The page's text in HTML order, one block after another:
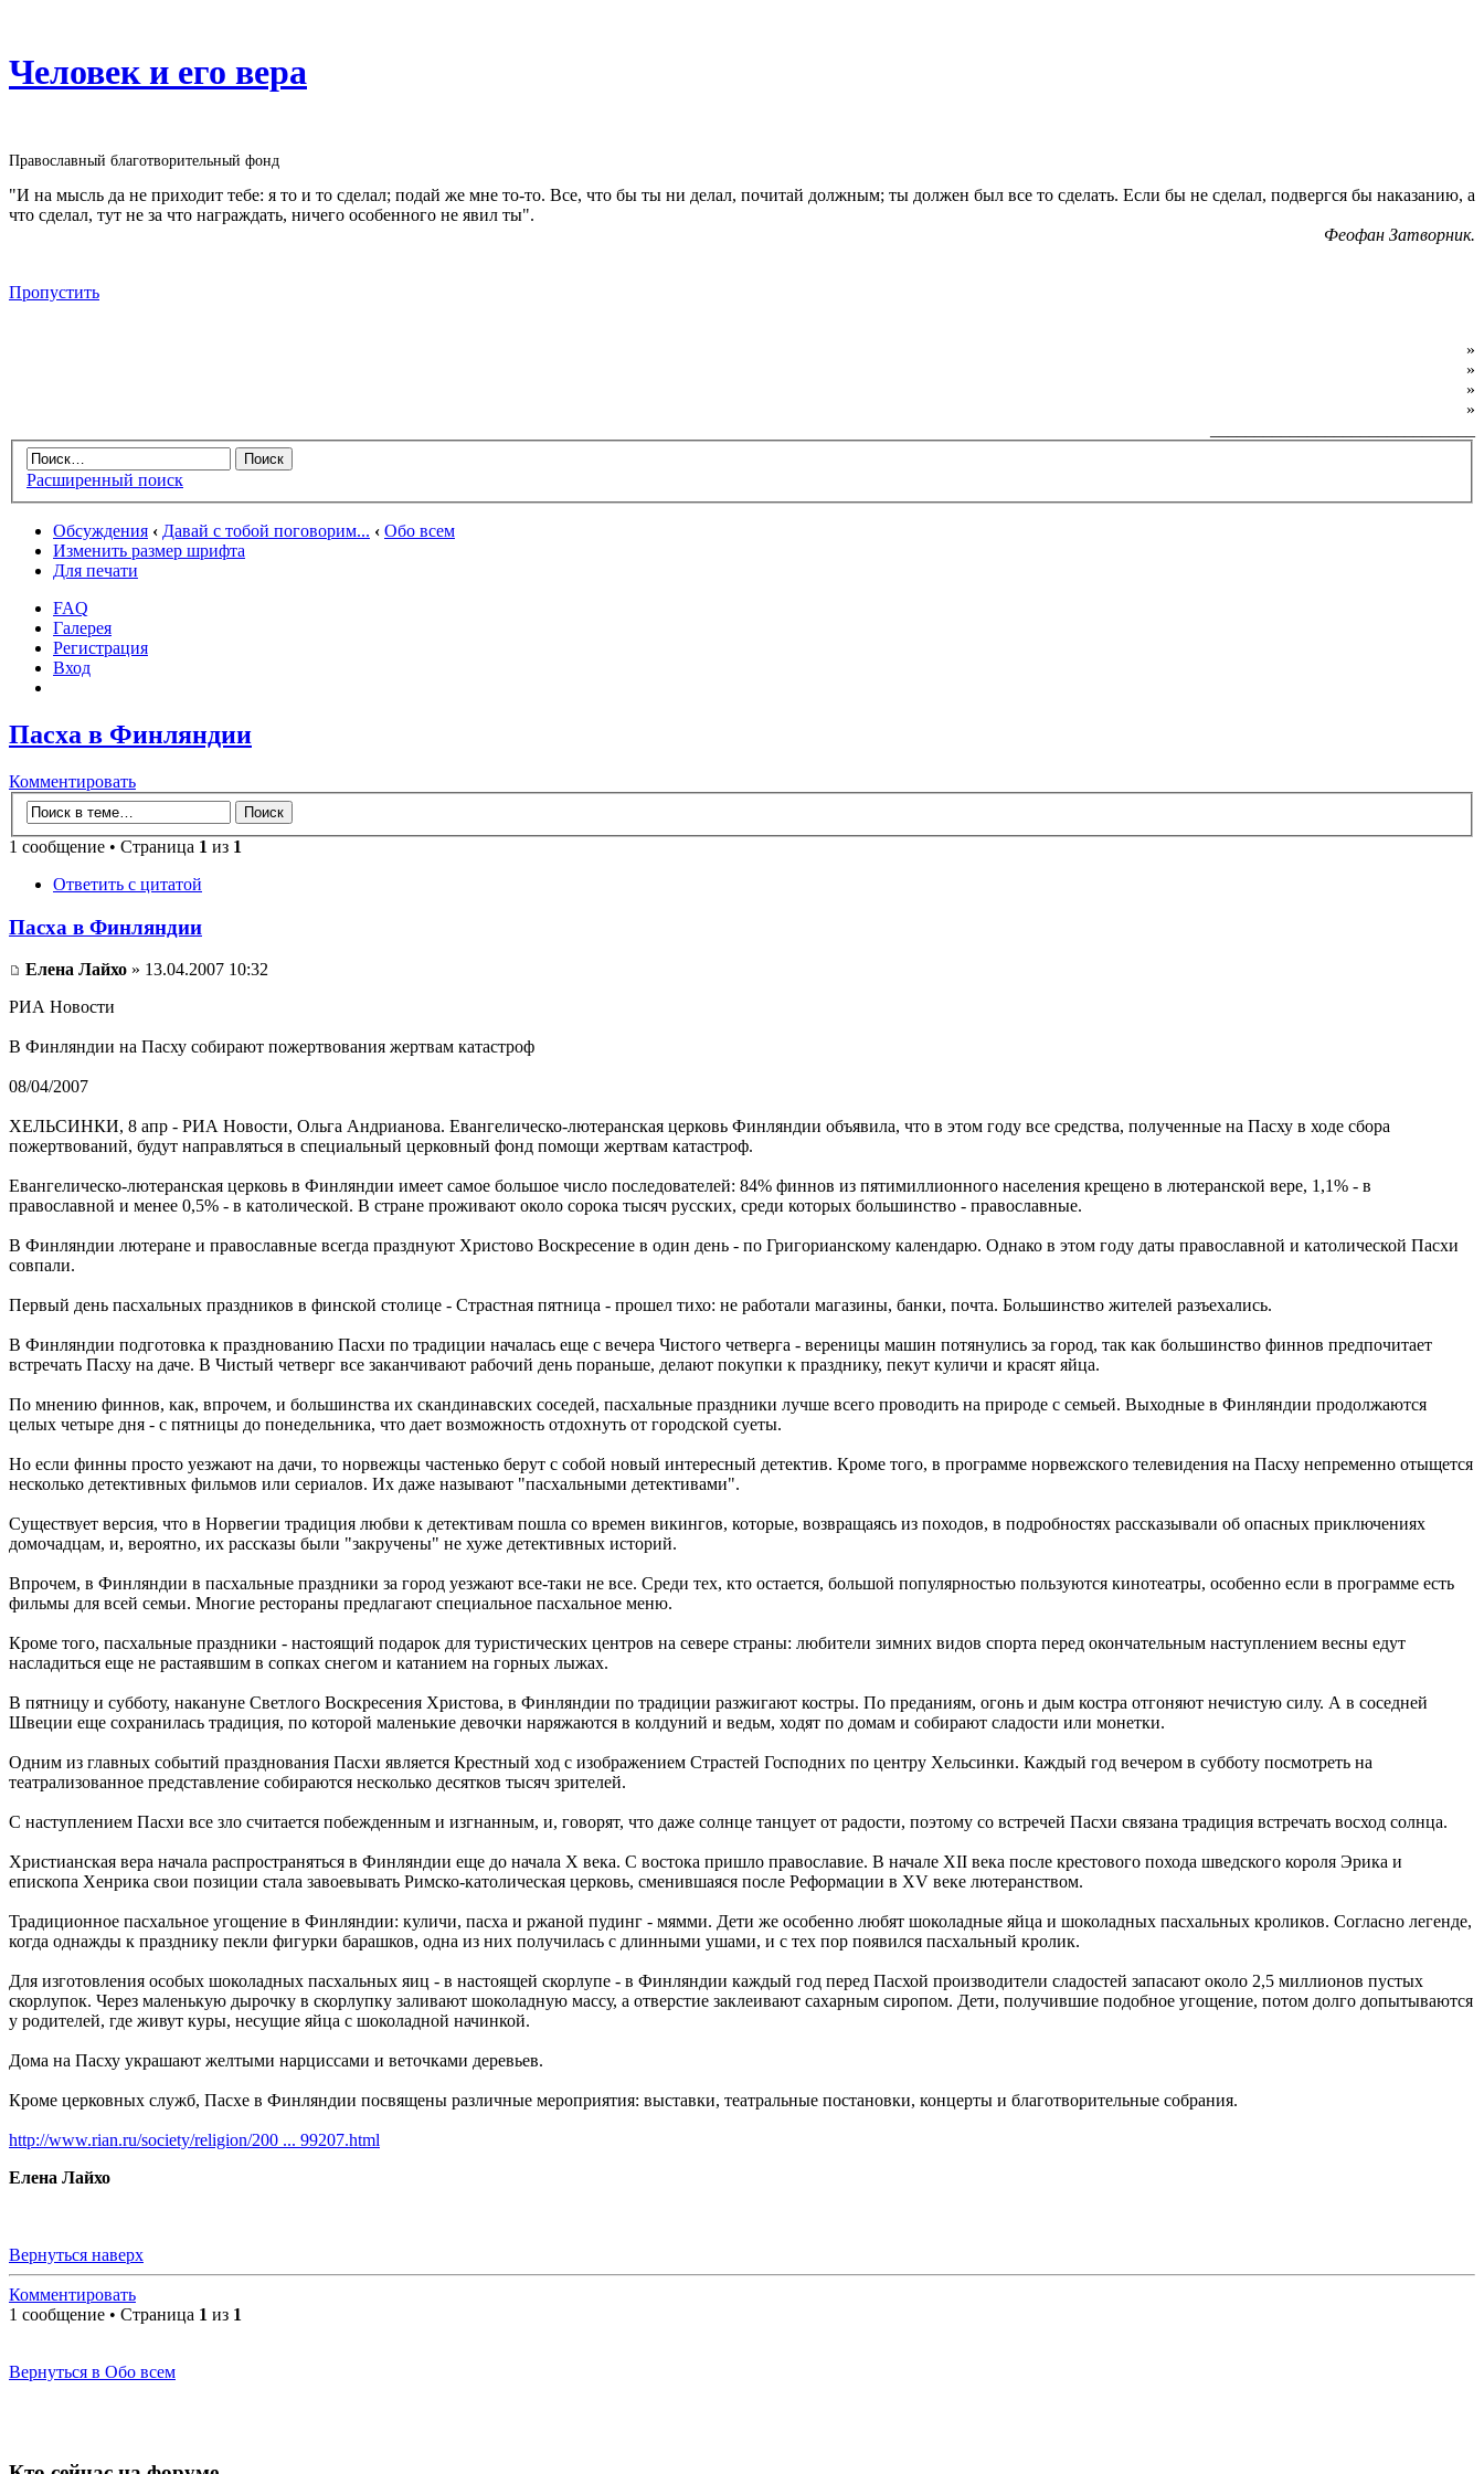
Человек и его вера
Православный благотворительный фонд
"И на мысль да не приходит тебе: я то и то сделал; подай же мне то-то. Все, что бы ты ни делал, почитай должным; ты должен был все то сделать. Если бы не сделал, подвергся бы наказанию, а
что сделал, тут не за что награждать, ничего особенного не явил ты".
Феофан Затворник.
Пропустить
»
»
»
»
Расширенный поиск
Обсуждения ‹ Давай с тобой поговорим... ‹ Обо всем
Изменить размер шрифта
Для печати
FAQ
Галерея
Регистрация
Вход
Пасха в Финляндии
Комментировать
1 сообщение • Страница 1 из 1
Ответить с цитатой
Пасха в Финляндии
Елена Лайхо » 13.04.2007 10:32
РИА Новости
В Финляндии на Пасху собирают пожертвования жертвам катастроф
08/04/2007
ХЕЛЬСИНКИ, 8 апр - РИА Новости, Ольга Андрианова. Евангелическо-лютеранская церковь Финляндии объявила, что в этом году все средства, полученные на Пасху в ходе сбора
пожертвований, будут направляться в специальный церковный фонд помощи жертвам катастроф.
Евангелическо-лютеранская церковь в Финляндии имеет самое большое число последователей: 84% финнов из пятимиллионного населения крещено в лютеранской вере, 1,1% - в
православной и менее 0,5% - в католической. В стране проживают около сорока тысяч русских, среди которых большинство - православные.
В Финляндии лютеране и православные всегда празднуют Христово Воскресение в один день - по Григорианскому календарю. Однако в этом году даты православной и католической Пасхи
совпали.
Первый день пасхальных праздников в финской столице - Страстная пятница - прошел тихо: не работали магазины, банки, почта. Большинство жителей разъехались.
В Финляндии подготовка к празднованию Пасхи по традиции началась еще с вечера Чистого четверга - вереницы машин потянулись за город, так как большинство финнов предпочитает
встречать Пасху на даче. В Чистый четверг все заканчивают рабочий день пораньше, делают покупки к празднику, пекут куличи и красят яйца.
По мнению финнов, как, впрочем, и большинства их скандинавских соседей, пасхальные праздники лучше всего проводить на природе с семьей. Выходные в Финляндии продолжаются
целых четыре дня - с пятницы до понедельника, что дает возможность отдохнуть от городской суеты.
Но если финны просто уезжают на дачи, то норвежцы частенько берут с собой новый интересный детектив. Кроме того, в программе норвежского телевидения на Пасху непременно отыщется
несколько детективных фильмов или сериалов. Их даже называют "пасхальными детективами".
Существует версия, что в Норвегии традиция любви к детективам пошла со времен викингов, которые, возвращаясь из походов, в подробностях рассказывали об опасных приключениях
домочадцам, и, вероятно, их рассказы были "закручены" не хуже детективных историй.
Впрочем, в Финляндии в пасхальные праздники за город уезжают все-таки не все. Среди тех, кто остается, большой популярностью пользуются кинотеатры, особенно если в программе есть
фильмы для всей семьи. Многие рестораны предлагают специальное пасхальное меню.
Кроме того, пасхальные праздники - настоящий подарок для туристических центров на севере страны: любители зимних видов спорта перед окончательным наступлением весны едут
насладиться еще не растаявшим в сопках снегом и катанием на горных лыжах.
В пятницу и субботу, накануне Светлого Воскресения Христова, в Финляндии по традиции разжигают костры. По преданиям, огонь и дым костра отгоняют нечистую силу. А в соседней
Швеции еще сохранилась традиция, по которой маленькие девочки наряжаются в колдуний и ведьм, ходят по домам и собирают сладости или монетки.
Одним из главных событий празднования Пасхи является Крестный ход с изображением Страстей Господних по центру Хельсинки. Каждый год вечером в субботу посмотреть на
театрализованное представление собираются несколько десятков тысяч зрителей.
С наступлением Пасхи все зло считается побежденным и изгнанным, и, говорят, что даже солнце танцует от радости, поэтому со встречей Пасхи связана традиция встречать восход солнца.
Христианская вера начала распространяться в Финляндии еще до начала X века. С востока пришло православие. В начале XII века после крестового похода шведского короля Эрика и
епископа Хенрика свои позиции стала завоевывать Римско-католическая церковь, сменившаяся после Реформации в XV веке лютеранством.
Традиционное пасхальное угощение в Финляндии: куличи, пасха и ржаной пудинг - мямми. Дети же особенно любят шоколадные яйца и шоколадных пасхальных кроликов. Согласно легенде,
когда однажды к празднику пекли фигурки барашков, одна из них получилась с длинными ушами, и с тех пор появился пасхальный кролик.
Для изготовления особых шоколадных пасхальных яиц - в настоящей скорлупе - в Финляндии каждый год перед Пасхой производители сладостей запасают около 2,5 миллионов пустых
скорлупок. Через маленькую дырочку в скорлупку заливают шоколадную массу, а отверстие заклеивают сахарным сиропом. Дети, получившие подобное угощение, потом долго допытываются
у родителей, где живут куры, несущие яйца с шоколадной начинкой.
Дома на Пасху украшают желтыми нарциссами и веточками деревьев.
Кроме церковных служб, Пасхе в Финляндии посвящены различные мероприятия: выставки, театральные постановки, концерты и благотворительные собрания.
http://www.rian.ru/society/religion/200 ... 99207.html
Елена Лайхо
Вернуться наверх
Комментировать
1 сообщение • Страница 1 из 1
Вернуться в Обо всем